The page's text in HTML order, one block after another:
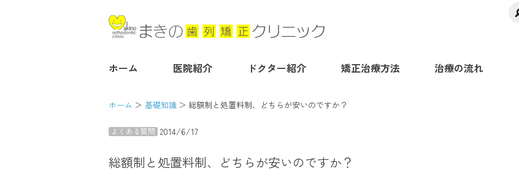
ホーム 医院紹介 ドクター紹介 矯正治療方法 治療の流れ
ホーム 基礎知識 総額制と処置料制、どちらが安いのですか？
よくある質問 2014/6/17
総額制と処置料制、どちらが安いのですか？